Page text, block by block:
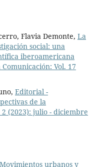
Flavia Demonte, La
social: una
iberoamericana
Vol. 17
Editorial -
de la
(2023): julio - diciembre
Movimientos urbanos y